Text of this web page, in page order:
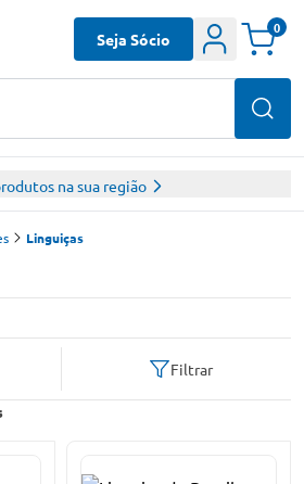
Seja Sócio
0
na sua região
Linguiças
Filtrar